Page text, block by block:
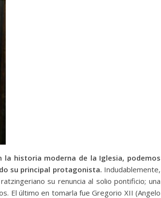
la historia moderna de la Iglesia, podemos
su principal protagonista. Indudablemente,
su renuncia al solio pontificio; una
El último en tomarla fue Gregorio XII (Angelo